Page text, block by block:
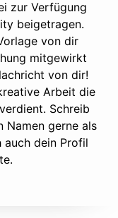
zur Verfügung
beigetragen.
von dir
mitgewirkt
von dir!
Arbeit die
Schreib
Namen gerne als
auch dein Profil